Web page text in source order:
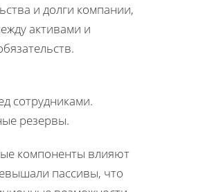
и долги компании,
активами и
сотрудниками.
резервы.
компоненты влияют
пассивы, что